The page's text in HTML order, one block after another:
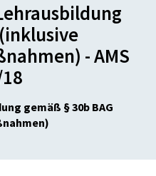
- AMS
gemäß § 30b BAG